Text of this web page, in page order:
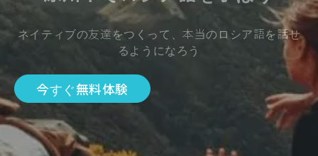
ネイティブの友達をつくって、本当のロシア語を話せ
るようになろう
今すぐ無料体験